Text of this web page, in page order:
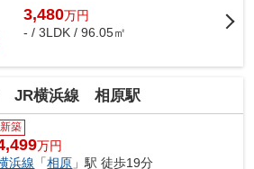
3,480万円
- / 3LDK / 96.05㎡
JR横浜線 相原駅
新築
万円
浜線 「相原 」駅 徒歩19分